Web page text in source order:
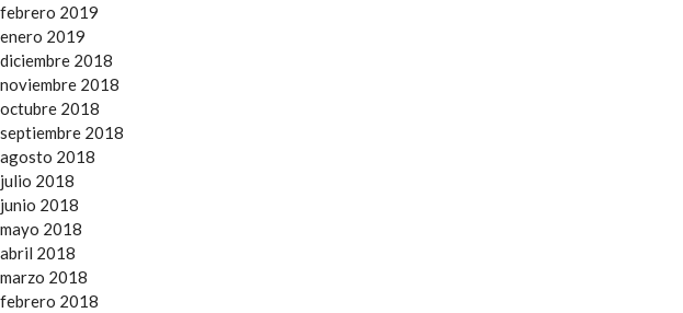
febrero 2019
enero 2019
diciembre 2018
noviembre 2018
octubre 2018
septiembre 2018
agosto 2018
julio 2018
junio 2018
mayo 2018
abril 2018
marzo 2018
febrero 2018